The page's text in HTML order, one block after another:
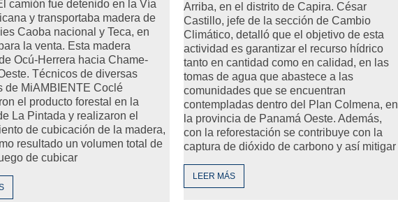
camión fue detenido en la Vía
y transportaba madera de
Caoba nacional y Teca, en
la venta. Esta madera
Ocú-Herrera hacia Chame-
Técnicos de diversas
de MiAMBIENTE Coclé
el producto forestal en la
La Pintada y realizaron el
de cubicación de la madera,
resultado un volumen total de
de cubicar
Arriba, en el distrito de Capira. César
Castillo, jefe de la sección de Cambio
Climático, detalló que el objetivo de esta
actividad es garantizar el recurso hídrico
tanto en cantidad como en calidad, en las
tomas de agua que abastece a las
comunidades que se encuentran
contempladas dentro del Plan Colmena, en
la provincia de Panamá Oeste. Además,
con la reforestación se contribuye con la
captura de dióxido de carbono y así mitigar
LEER MÁS